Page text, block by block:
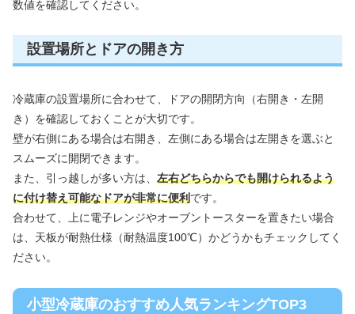
数値を確認してください。
設置場所とドアの開き方
冷蔵庫の設置場所に合わせて、ドアの開閉方向（右開き・左開
き）を確認しておくことが大切です。
壁が右側にある場合は右開き、左側にある場合は左開きを選ぶと
スムーズに開閉できます。
また、引っ越しが多い方は、 左右どちらからでも開けられるよう
に付け替え可能なドアが非常に便利です。
合わせて、上に電子レンジやオーブントースターを置きたい場合
は、天板が耐熱仕様（耐熱温度100℃）かどうかもチェックしてく
ださい。
小型冷蔵庫のおすすめ人気ランキングTOP3